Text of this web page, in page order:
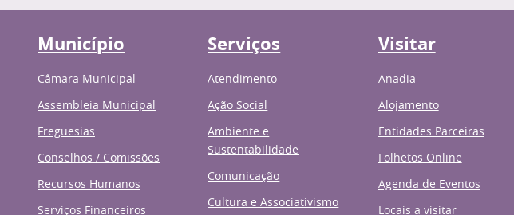
Município
Câmara Municipal
Assembleia Municipal
Freguesias
Conselhos / Comissões
Recursos Humanos
Serviços Financeiros
Serviços
Atendimento
Ação Social
Ambiente e
Sustentabilidade
Comunicação
Cultura e Associativismo
Visitar
Anadia
Alojamento
Entidades Parceiras
Folhetos Online
Agenda de Eventos
Locais a visitar